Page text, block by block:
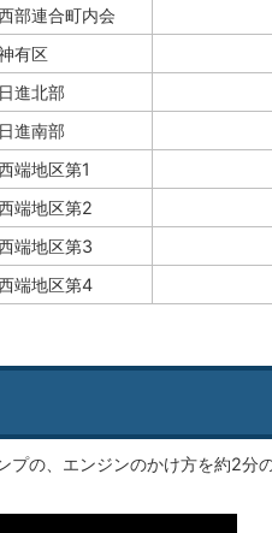
部連合町内会
有区
日進北部
日進南部
端地区第1
端地区第2
端地区第3
端地区第4
プの、エンジンのかけ方を約2分